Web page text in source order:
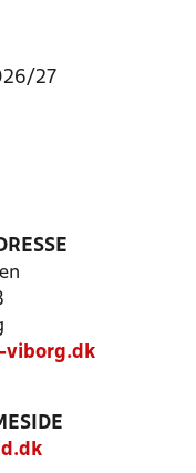
27
viborg.dk